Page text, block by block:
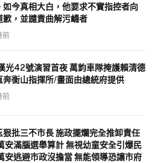
如今真相大白，他要求不實指控者向
歉，並譴責曲解污衊者
前
光42號演習首夜 萬鈞車隊掩護賴清德
奔衡山指揮所/畫面由總統府提供
前
狠批三不市長 施政擺爛完全推卸責任
安滿腦選舉算計 無視幼童安全引爆民
安逃避市政沒擔當 無能領導恐讓市府